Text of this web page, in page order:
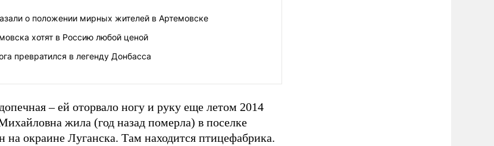
о положении мирных жителей в Артемовске
хотят в Россию любой ценой
превратился в легенду Донбасса
– ей оторвало ногу и руку еще летом 2014
жила (год назад померла) в поселке
окраине Луганска. Там находится птицефабрика.